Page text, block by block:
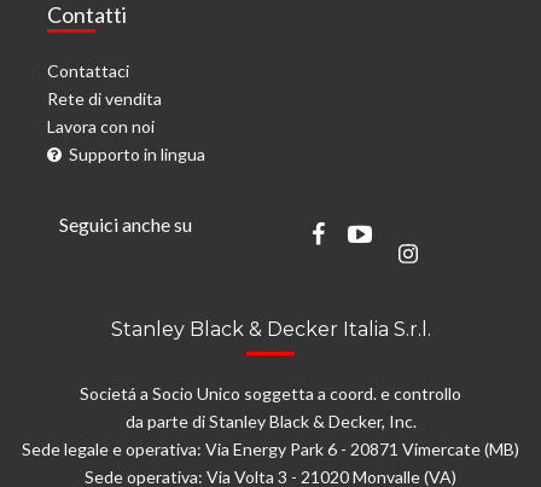
Contatti
Contattaci
Rete di vendita
Lavora con noi
Supporto in lingua
Seguici anche su
Stanley Black & Decker Italia S.r.l.
Societá a Socio Unico soggetta a coord. e controllo
da parte di Stanley Black & Decker, Inc.
Sede legale e operativa: Via Energy Park 6 - 20871 Vimercate (MB)
Sede operativa: Via Volta 3 - 21020 Monvalle (VA)